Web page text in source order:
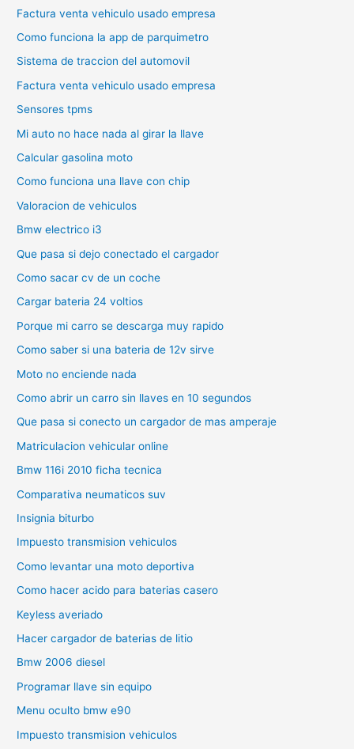
Factura venta vehiculo usado empresa
Como funciona la app de parquimetro
Sistema de traccion del automovil
Factura venta vehiculo usado empresa
Sensores tpms
Mi auto no hace nada al girar la llave
Calcular gasolina moto
Como funciona una llave con chip
Valoracion de vehiculos
Bmw electrico i3
Que pasa si dejo conectado el cargador
Como sacar cv de un coche
Cargar bateria 24 voltios
Porque mi carro se descarga muy rapido
Como saber si una bateria de 12v sirve
Moto no enciende nada
Como abrir un carro sin llaves en 10 segundos
Que pasa si conecto un cargador de mas amperaje
Matriculacion vehicular online
Bmw 116i 2010 ficha tecnica
Comparativa neumaticos suv
Insignia biturbo
Impuesto transmision vehiculos
Como levantar una moto deportiva
Como hacer acido para baterias casero
Keyless averiado
Hacer cargador de baterias de litio
Bmw 2006 diesel
Programar llave sin equipo
Menu oculto bmw e90
Impuesto transmision vehiculos